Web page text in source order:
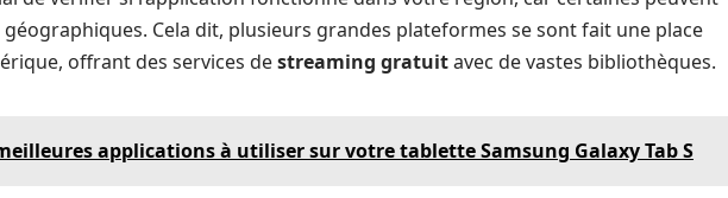
Cela dit, plusieurs grandes plateformes se sont fait une place
offrant des services destreaming gratuitavec de vastes bibliothèques.
applications à utiliser sur votre tablette Samsung Galaxy Tab S